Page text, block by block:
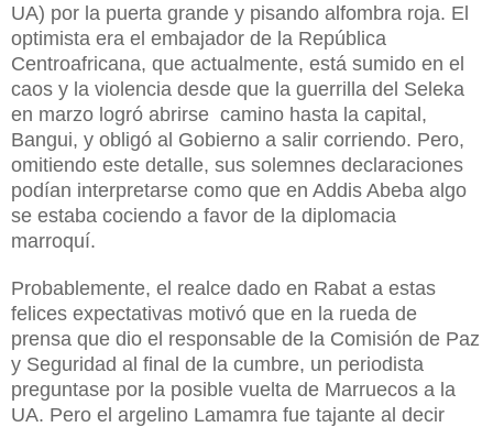
UA) por la puerta grande y pisando alfombra roja. El
optimista era el embajador de la República
Centroafricana, que actualmente, está sumido en el
caos y la violencia desde que la guerrilla del Seleka
en marzo logró abrirse camino hasta la capital,
Bangui, y obligó al Gobierno a salir corriendo. Pero,
omitiendo este detalle, sus solemnes declaraciones
podían interpretarse como que en Addis Abeba algo
se estaba cociendo a favor de la diplomacia
marroquí.
Probablemente, el realce dado en Rabat a estas
felices expectativas motivó que en la rueda de
prensa que dio el responsable de la Comisión de Paz
y Seguridad al final de la cumbre, un periodista
preguntase por la posible vuelta de Marruecos a la
UA. Pero el argelino Lamamra fue tajante al decir